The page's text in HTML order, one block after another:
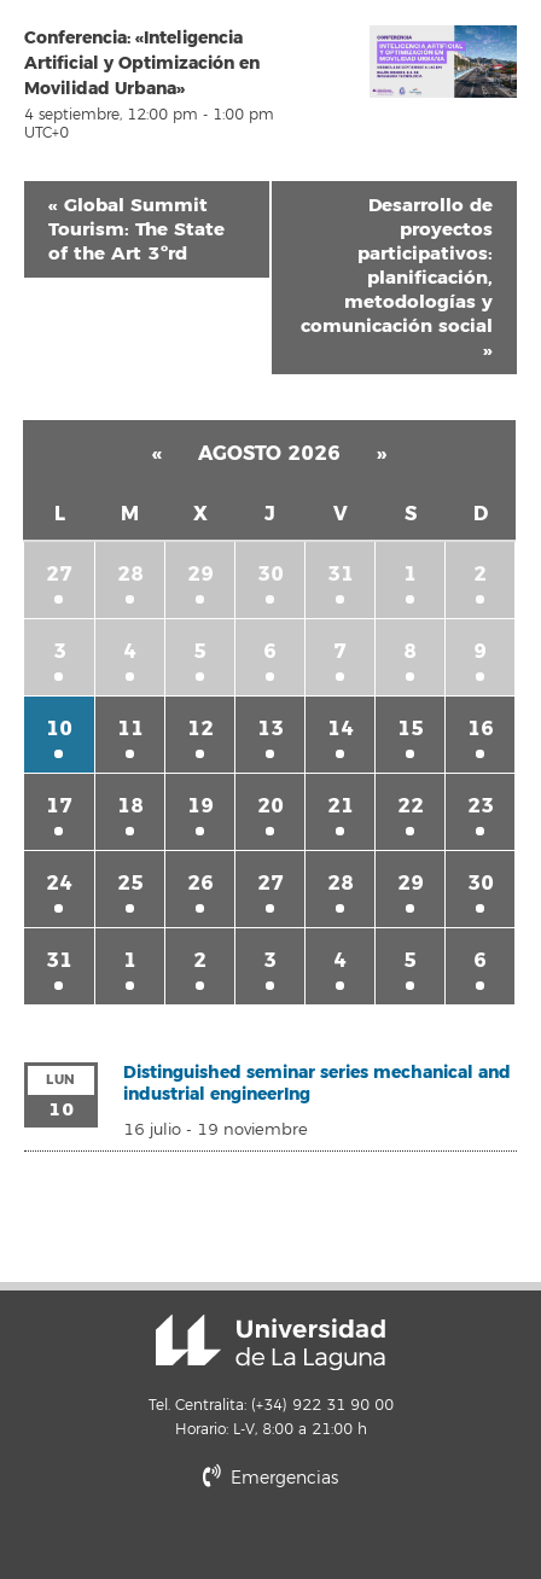
Conferencia: «Inteligencia
Artificial y Optimización en
Movilidad Urbana»
4 septiembre, 12:00 pm - 1:00 pm
UTC+0
Navegación
del
Evento
« Global Summit
Tourism: The State
of the Art 3ºrd
Desarrollo de
proyectos
participativos:
planificación,
metodologías y
comunicación social
»
« AGOSTO 2026 »
L M X J V S D
27 28 29 30 31 1 2
3 4 5 6 7 8 9
10 11 12 13 14 15 16
17 18 19 20 21 22 23
24 25 26 27 28 29 30
31 1 2 3 4 5 6
LUN
10
Distinguished seminar series mechanical and
industrial engineerIng
16 julio- 19 noviembre
Tel. Centralita: (+34) 922 31 90 00
Horario: L-V, 8:00 a 21:00 h
Emergencias